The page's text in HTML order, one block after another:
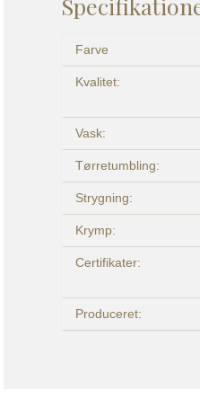
Farve
Kvalitet:
Vask:
Tørretumbling:
Strygning:
Krymp:
Certifikater:
Produceret: